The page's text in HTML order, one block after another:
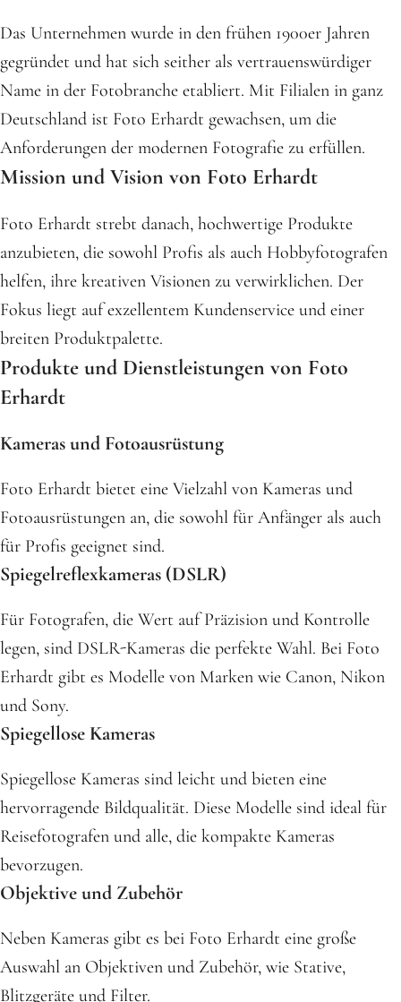
Das Unternehmen wurde in den frühen 1900er Jahren
gegründet und hat sich seither als vertrauenswürdiger
Name in der Fotobranche etabliert. Mit Filialen in ganz
Deutschland ist Foto Erhardt gewachsen, um die
Anforderungen der modernen Fotografie zu erfüllen.
Mission und Vision von Foto Erhardt
Foto Erhardt strebt danach, hochwertige Produkte
anzubieten, die sowohl Profis als auch Hobbyfotografen
helfen, ihre kreativen Visionen zu verwirklichen. Der
Fokus liegt auf exzellentem Kundenservice und einer
breiten Produktpalette.
Produkte und Dienstleistungen von Foto
Erhardt
Kameras und Fotoausrüstung
Foto Erhardt bietet eine Vielzahl von Kameras und
Fotoausrüstungen an, die sowohl für Anfänger als auch
für Profis geeignet sind.
Spiegelreflexkameras (DSLR)
Für Fotografen, die Wert auf Präzision und Kontrolle
legen, sind DSLR-Kameras die perfekte Wahl. Bei Foto
Erhardt gibt es Modelle von Marken wie Canon, Nikon
und Sony.
Spiegellose Kameras
Spiegellose Kameras sind leicht und bieten eine
hervorragende Bildqualität. Diese Modelle sind ideal für
Reisefotografen und alle, die kompakte Kameras
bevorzugen.
Objektive und Zubehör
Neben Kameras gibt es bei Foto Erhardt eine große
Auswahl an Objektiven und Zubehör, wie Stative,
Blitzgeräte und Filter.